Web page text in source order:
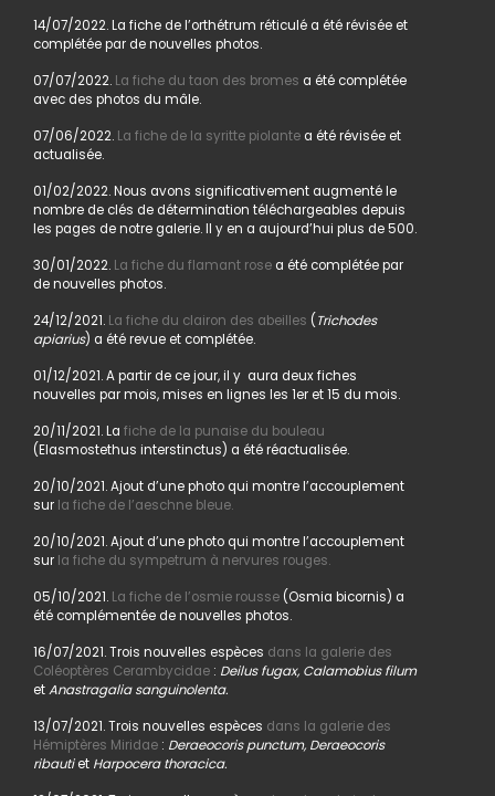
14/07/2022. La fiche de l’orthétrum réticulé a été révisée et
complétée par de nouvelles photos.
07/07/2022. La fiche du taon des bromes a été complétée
avec des photos du mâle.
07/06/2022. La fiche de la syritte piolantea été révisée et
actualisée.
01/02/2022. Nous avons significativement augmenté le
nombre de clés de détermination téléchargeables depuis
les pages de notre galerie. Il y en a aujourd’hui plus de 500.
30/01/2022. La fiche du flamant rosea été complétée par
de nouvelles photos.
24/12/2021. La fiche du clairon des abeilles ( Trichodes
apiarius) a été revue et complétée.
01/12/2021. A partir de ce jour, il y aura deux fiches
nouvelles par mois, mises en lignes les 1er et 15 du mois.
20/11/2021. La fiche de la punaise du bouleau
(Elasmostethus interstinctus) a été réactualisée.
20/10/2021. Ajout d’une photo qui montre l’accouplement
sur la fiche de l’aeschne bleue.
20/10/2021. Ajout d’une photo qui montre l’accouplement
sur la fiche du sympetrum à nervures rouges.
05/10/2021. La fiche de l’osmie rousse(Osmia bicornis) a
été complémentée de nouvelles photos.
16/07/2021. Trois nouvelles espèces dans la galerie des
Coléoptères Cerambycidae: Deilus fugax, Calamobius filum
etAnastragalia sanguinolenta.
13/07/2021. Trois nouvelles espèces dans la galerie des
Hémiptères Miridae: Deraeocoris punctum, Deraeocoris
ribautiet Harpocera thoracica.